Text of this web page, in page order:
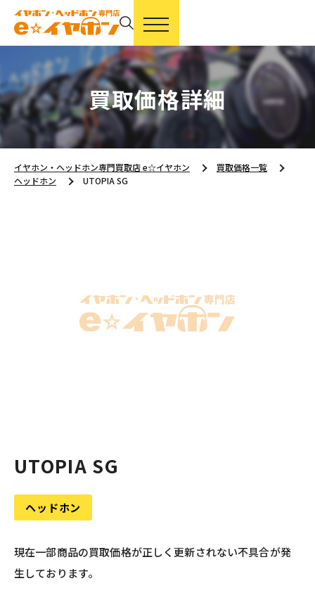
買取価格詳細
イヤホン・ヘッドホン専門買取店 e☆イヤホン
買取価格一覧
ヘッドホン
UTOPIA SG
UTOPIA SG
ヘッドホン
現在一部商品の買取価格が正しく更新されない不具合が発
生しております。